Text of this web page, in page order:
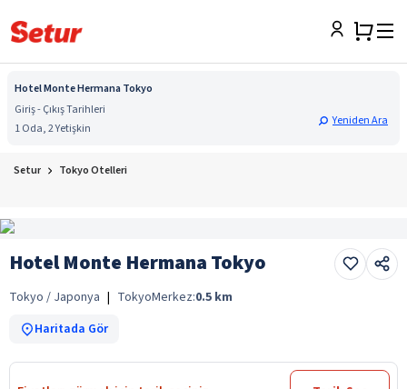
Hotel Monte Hermana Tokyo
Giriş - Çıkış Tarihleri
1 Oda, 2 Yetişkin
Yeniden Ara
Setur Tokyo Otelleri
Hotel Monte Hermana Tokyo
Tokyo / Japonya | TokyoMerkez:0.5 km
Haritada Gör